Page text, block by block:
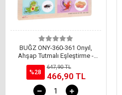
BUĞZ ONY-360-361 Onyıl,
Ahşap Tutmalı Eşleştirme -
Hangi Hayvan Ne Yer - 1 Adet
Fiyatı
%28
647,90 TL
466,90 TL